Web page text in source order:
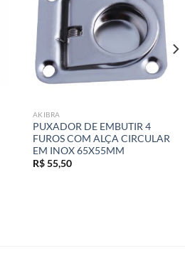
wishlist
AKIBRA
PUXADOR DE EMBUTIR 4
FUROS COM ALÇA CIRCULAR
EM INOX 65X55MM
R$55,50